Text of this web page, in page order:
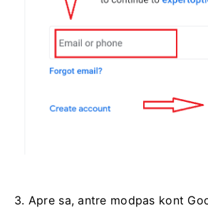
3. Apre sa, antre modpas kont